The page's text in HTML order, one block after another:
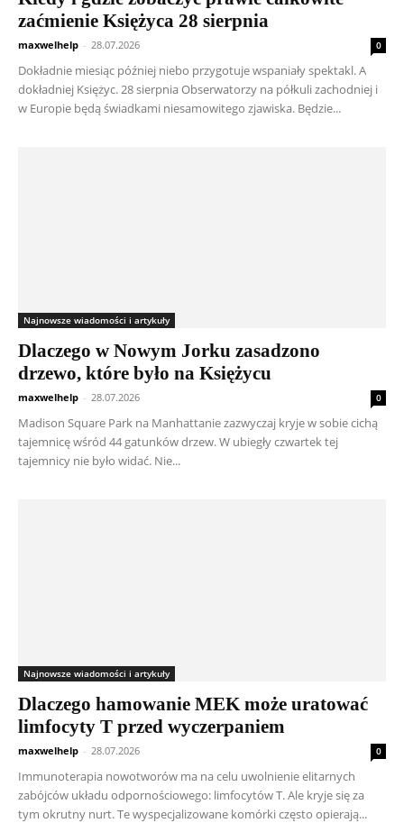
zaćmienie Księżyca 28 sierpnia
maxwelhelp - 28.07.2026 0
Dokładnie miesiąc później niebo przygotuje wspaniały spektakl. A
dokładniej Księżyc. 28 sierpnia Obserwatorzy na półkuli zachodniej i
w Europie będą świadkami niesamowitego zjawiska. Będzie...
Najnowsze wiadomości i artykuły
Dlaczego w Nowym Jorku zasadzono
drzewo, które było na Księżycu
maxwelhelp - 28.07.2026 0
Madison Square Park na Manhattanie zazwyczaj kryje w sobie cichą
tajemnicę wśród 44 gatunków drzew. W ubiegły czwartek tej
tajemnicy nie było widać. Nie...
Najnowsze wiadomości i artykuły
Dlaczego hamowanie MEK może uratować
limfocyty T przed wyczerpaniem
maxwelhelp - 28.07.2026 0
Immunoterapia nowotworów ma na celu uwolnienie elitarnych
zabójców układu odpornościowego: limfocytów T. Ale kryje się za
tym okrutny nurt. Te wyspecjalizowane komórki często opierają...